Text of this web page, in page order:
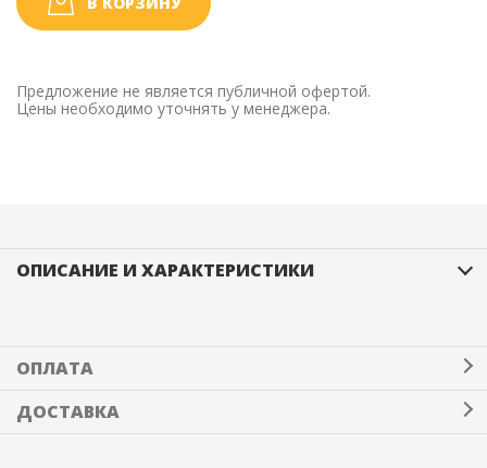
Предложение не является публичной офертой.
Цены необходимо уточнять у менеджера.
ОПИСАНИЕ И ХАРАКТЕРИСТИКИ
ОПЛАТА
ДОСТАВКА